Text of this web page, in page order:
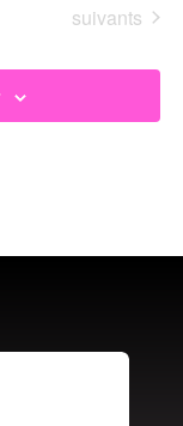
Évènements
suivants